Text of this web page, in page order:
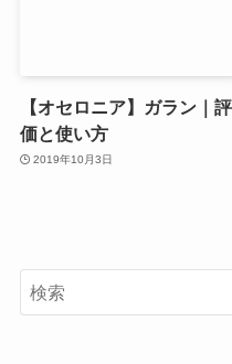
【オセロニア】ガラン｜評
価と使い方
2019年10月3日